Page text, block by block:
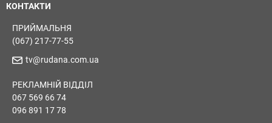
КОНТАКТИ
ПРИЙМАЛЬНЯ
(067) 217-77-55
tv@rudana.com.ua
РЕКЛАМНІЙ ВІДДІЛ
067 569 66 74
096 891 17 78